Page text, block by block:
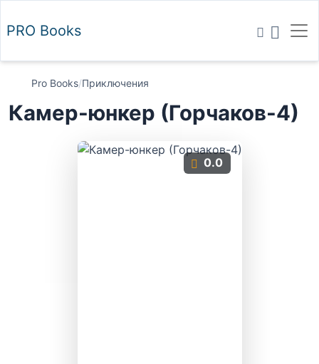
PRO Books
Pro Books/Приключения
Камер-юнкер (Горчаков-4)
0.0